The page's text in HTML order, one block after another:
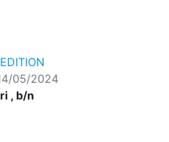
05/2024
, b/n